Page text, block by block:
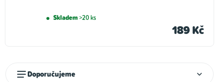
Skladem>20 ks
189 Kč
Doporučujeme